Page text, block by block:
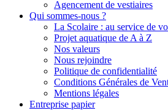
Agencement de vestiaires
Qui sommes-nous ?
La Scolaire : au service de
Projet aquatique de A à Z
Nos valeurs
Nous rejoindre
Politique de confidentialité
Conditions Générales de
Mentions légales
Entreprise papier